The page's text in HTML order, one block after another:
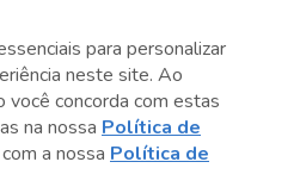
de São Paulo
para personalizar
neste site. Ao
você concorda com estas
na nossa Política de
a nossa Política de